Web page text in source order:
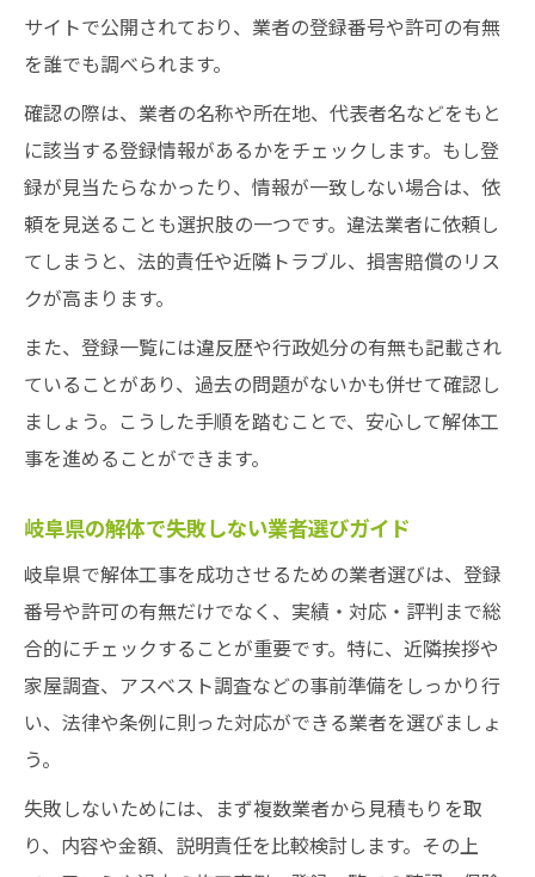
サイトで公開されており、業者の登録番号や許可の有無
を誰でも調べられます。
確認の際は、業者の名称や所在地、代表者名などをもと
に該当する登録情報があるかをチェックします。もし登
録が見当たらなかったり、情報が一致しない場合は、依
頼を見送ることも選択肢の一つです。違法業者に依頼し
てしまうと、法的責任や近隣トラブル、損害賠償のリス
クが高まります。
また、登録一覧には違反歴や行政処分の有無も記載され
ていることがあり、過去の問題がないかも併せて確認し
ましょう。こうした手順を踏むことで、安心して解体工
事を進めることができます。
岐阜県の解体で失敗しない業者選びガイド
岐阜県で解体工事を成功させるための業者選びは、登録
番号や許可の有無だけでなく、実績・対応・評判まで総
合的にチェックすることが重要です。特に、近隣挨拶や
家屋調査、アスベスト調査などの事前準備をしっかり行
い、法律や条例に則った対応ができる業者を選びましょ
う。
失敗しないためには、まず複数業者から見積もりを取
り、内容や金額、説明責任を比較検討します。その上